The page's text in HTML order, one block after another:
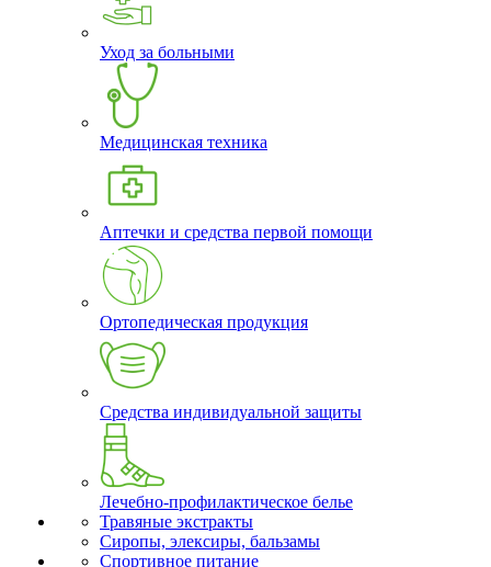
Уход за больными
Медицинская техника
Аптечки и средства первой помощи
Ортопедическая продукция
Средства индивидуальной защиты
Лечебно-профилактическое белье
Травяные экстракты
Сиропы, элексиры, бальзамы
Спортивное питание